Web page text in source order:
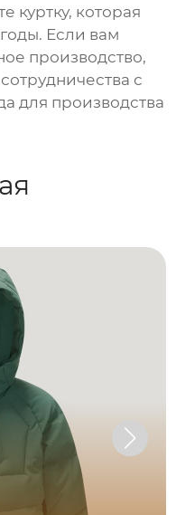
куртку, которая
Если вам
производство,
с
для производства